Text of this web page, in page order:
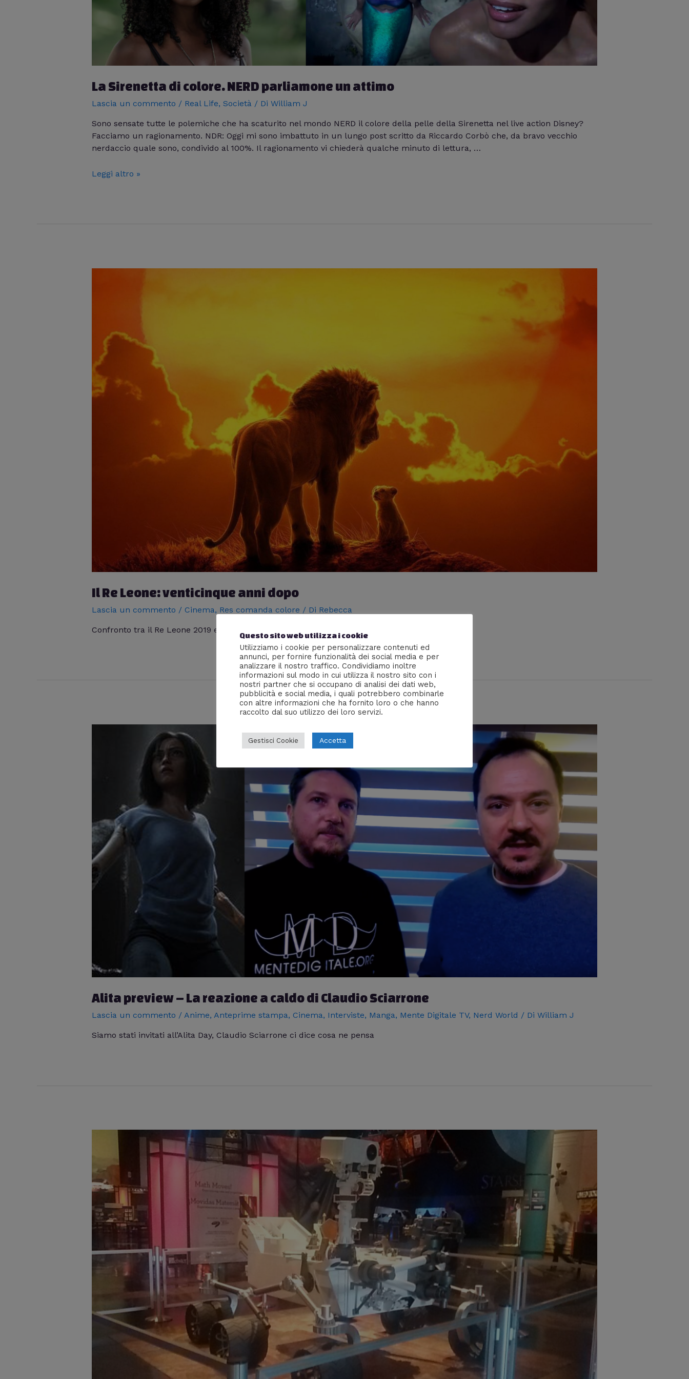
La Sirenetta di colore. NERD parliamone un attimo
Lascia un commento / Real Life, Società / Di William J
Sono sensate tutte le polemiche che ha scaturito nel mondo NERD il colore della pelle della Sirenetta nel live action Disney?
Facciamo un ragionamento. NDR: Oggi mi sono imbattuto in un lungo post scritto da Riccardo Corbò che, da bravo vecchio
nerdaccio quale sono, condivido al 100%. Il ragionamento vi chiederà qualche minuto di lettura, …
Leggi altro »
Il Re Leone: venticinque anni dopo
Lascia un commento / Cinema, Res comanda colore / Di Rebecca
Confronto tra il Re Leone 2019 e l’originale del 1994
Alita preview – La reazione a caldo di Claudio Sciarrone
Lascia un commento / Anime, Anteprime stampa, Cinema, Interviste, Manga, Mente Digitale TV, Nerd World / Di William J
Siamo stati invitati all’Alita Day, Claudio Sciarrone ci dice cosa ne pensa
Questo sito web utilizza i cookie
Utilizziamo i cookie per personalizzare contenuti ed
annunci, per fornire funzionalità dei social media e per
analizzare il nostro traffico. Condividiamo inoltre
informazioni sul modo in cui utilizza il nostro sito con i
nostri partner che si occupano di analisi dei dati web,
pubblicità e social media, i quali potrebbero combinarle
con altre informazioni che ha fornito loro o che hanno
raccolto dal suo utilizzo dei loro servizi.
Gestisci Cookie Accetta